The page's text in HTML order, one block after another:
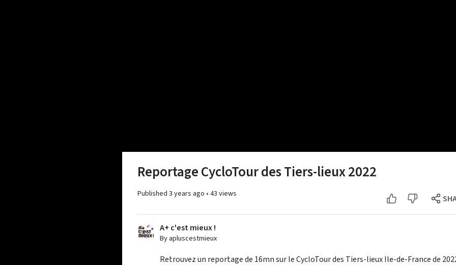
Reportage CycloTour des Tiers-lieux 2022
Published 3 years ago • 43 views
A+ c'est mieux !
By apluscestmieux
Retrouvez un reportage de 16mn sur le CycloTour des Tiers-lieux Ile-de-France de